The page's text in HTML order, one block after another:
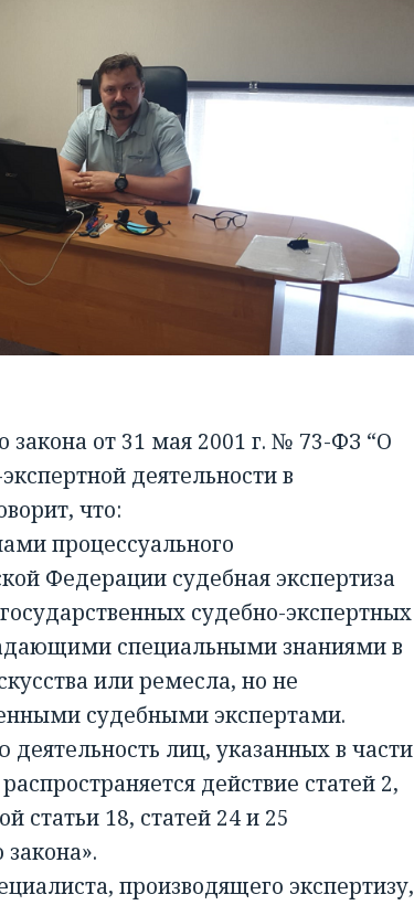
от 31 мая 2001 г. № 73-ФЗ “О
деятельности в
что:
процессуального
Федерации судебная экспертиза
судебно-экспертных
специальными знаниями в
или ремесла, но не
судебными экспертами.
лиц, указанных в части
действие статей 2,
статьи 18, статей 24 и 25
производящего экспертизу,